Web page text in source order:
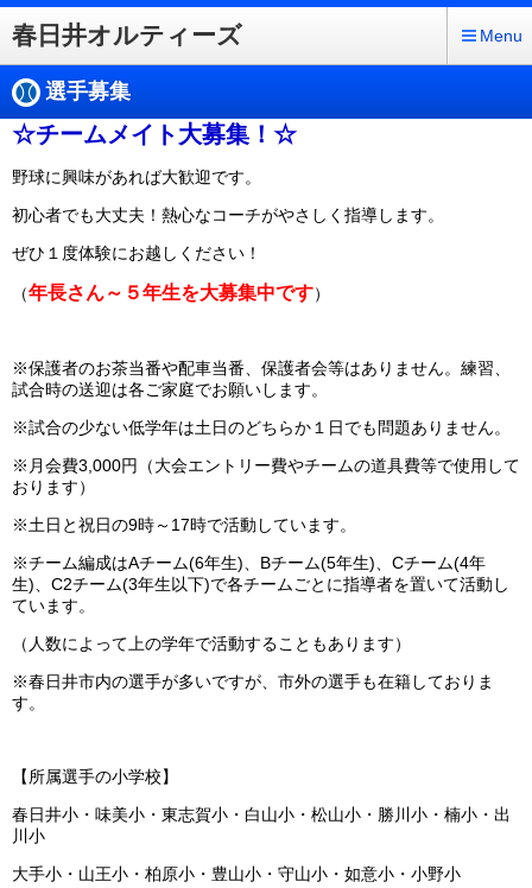
春日井オルティーズ Menu
選手募集
☆チームメイト大募集！☆
野球に興味があれば大歓迎です。
初心者でも大丈夫！熱心なコーチがやさしく指導します。
ぜひ１度体験にお越しください！
（年長さん～５年生を大募集中です）
※保護者のお茶当番や配車当番、保護者会等はありません。 練習、
試合時の送迎は各ご家庭でお願いします。
※試合の少ない低学年は土日のどちらか１日でも問題ありません。
※月会費3,000円（大会エントリー費やチームの道具費等で使用して
おります）
※土日と祝日の9時～17時で活動しています。
※チーム編成はAチーム(6年生)、Bチーム(5年生)、Cチーム(4年
生)、 C2チーム(3年生以下)で各チームごとに指導者を置いて活動し
ています。
（人数によって上の学年で活動することもあります）
※春日井市内の選手が多いですが、市外の選手も在籍しておりま
す。
【所属選手の小学校】
春日井小・味美小・東志賀小・白山小・松山小・勝川小・楠小・出
川小
大手小・山王小・柏原小・豊山小・守山小・如意小・小野小